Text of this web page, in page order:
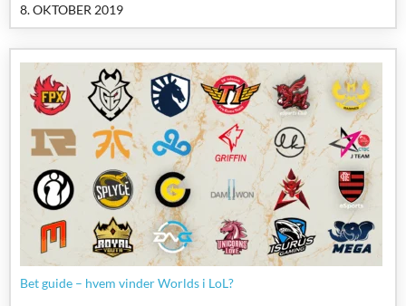
8. OKTOBER 2019
Bet guide – hvem vinder Worlds i LoL?